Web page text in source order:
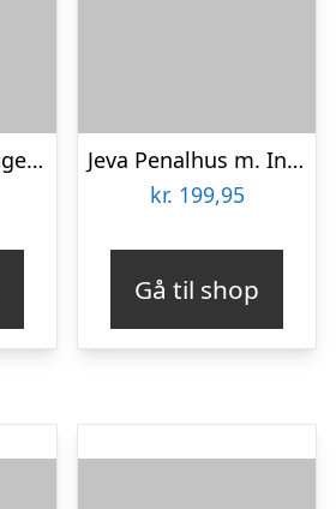
Roboforces Change-egg Robot Dino
Jeva Penalhus m. Indhold – Twozip – Dinosaur Robot
kr. 199,95
Gå til shop